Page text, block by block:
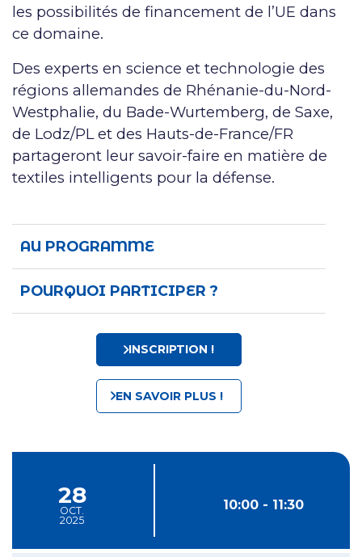
les possibilités de financement de l’UE dans
ce domaine.
Des experts en science et technologie des
régions allemandes de Rhénanie-du-Nord-
Westphalie, du Bade-Wurtemberg, de Saxe,
de Lodz/PL et des Hauts-de-France/FR
partageront leur savoir-faire en matière de
textiles intelligents pour la défense.
AU PROGRAMME
POURQUOI PARTICIPER ?
INSCRIPTION !
EN SAVOIR PLUS !
28
OCT.
2025
10:00 - 11:30